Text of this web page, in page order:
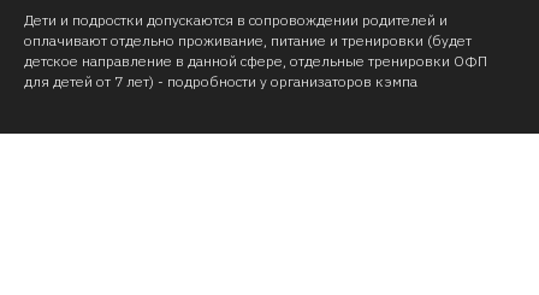
Дети и подростки допускаются в сопровождении родителей и
оплачивают отдельно проживание, питание и тренировки (будет
детское направление в данной сфере, отдельные тренировки ОФП
для детей от 7 лет) - подробности у организаторов кэмпа